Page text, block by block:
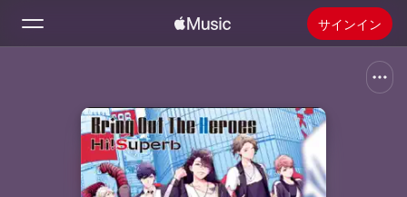
サインイン
ホーム
新着おすすめ
Apple Musicをインストール